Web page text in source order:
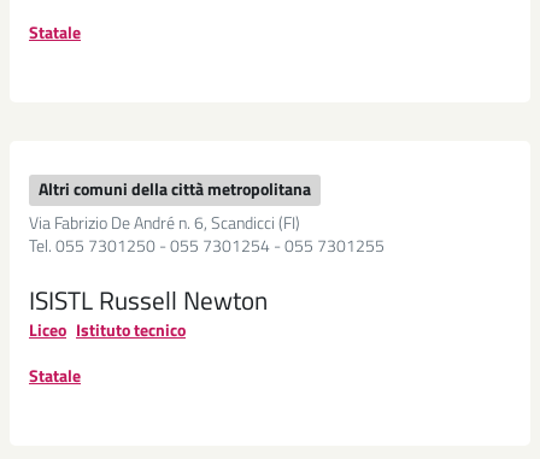
Statale
Altri comuni della città metropolitana
Via Fabrizio De André n. 6, Scandicci (FI)
Tel. 055 7301250 - 055 7301254 - 055 7301255
ISISTL Russell Newton
Liceo Istituto tecnico
Statale